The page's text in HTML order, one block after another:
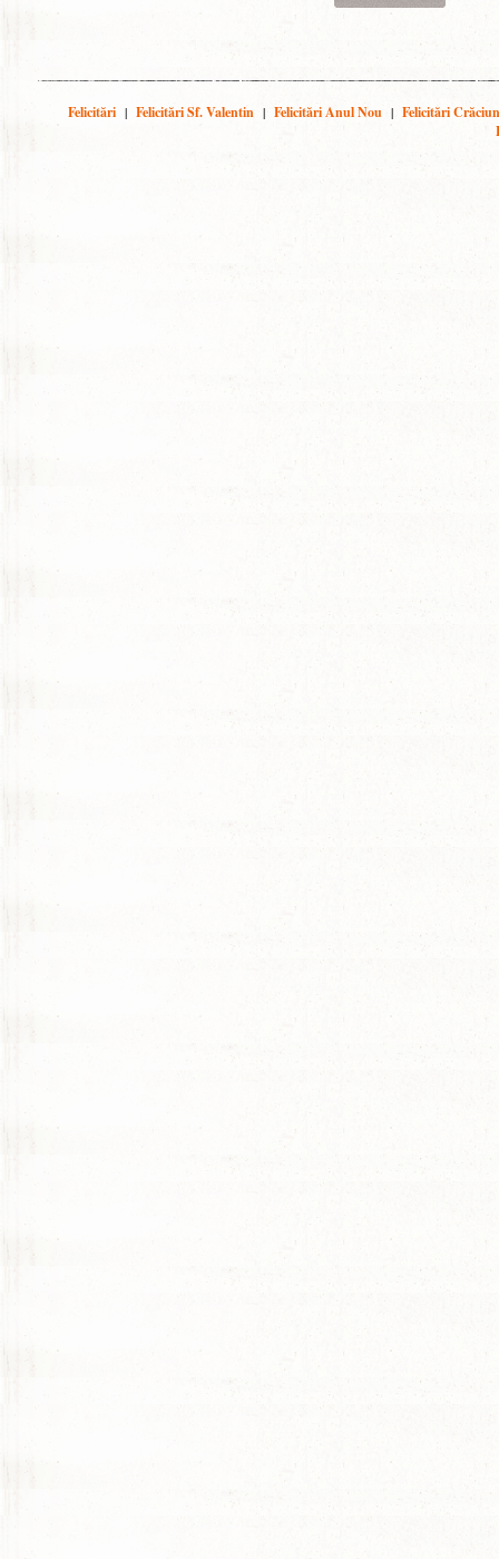
Felicitări | Felicitări Sf. Valentin | Felicitări Anul Nou | Felicitări